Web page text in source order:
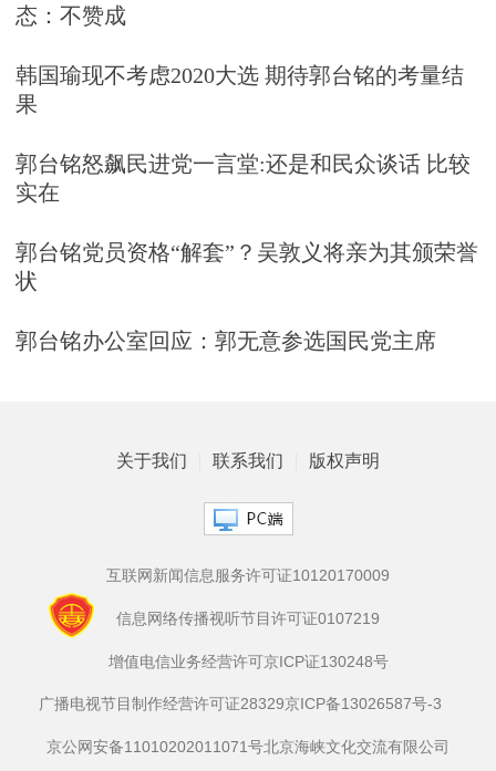
态：不赞成
韩国瑜现不考虑2020大选 期待郭台铭的考量结
果
郭台铭怒飙民进党一言堂:还是和民众谈话 比较
实在
郭台铭党员资格“解套”？吴敦义将亲为其颁荣誉
状
郭台铭办公室回应：郭无意参选国民党主席
关于我们 联系我们 版权声明
互联网新闻信息服务许可证10120170009
信息网络传播视听节目许可证0107219
增值电信业务经营许可京ICP证130248号
广播电视节目制作经营许可证28329京ICP备13026587号-3
京公网安备11010202011071号北京海峡文化交流有限公司